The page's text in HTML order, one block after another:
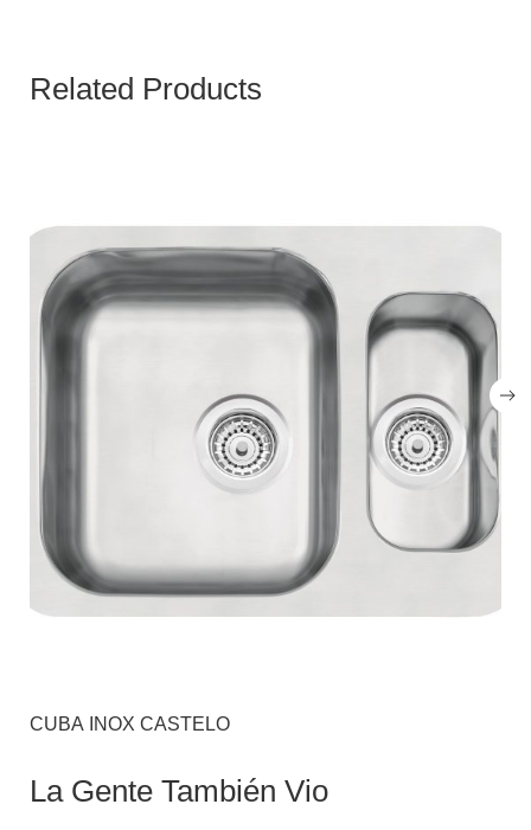
Related Products
CUBA INOX CASTELO
La Gente También Vio